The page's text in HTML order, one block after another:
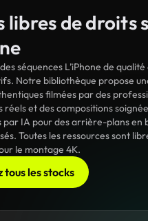
libres de droits
séquences L’iPhone de
Notre bibliothèque propose
filmées par des
réels et des compositions
par IA pour des arrière-plans en
Toutes les ressources sont
le montage 4K.
tous les stocks